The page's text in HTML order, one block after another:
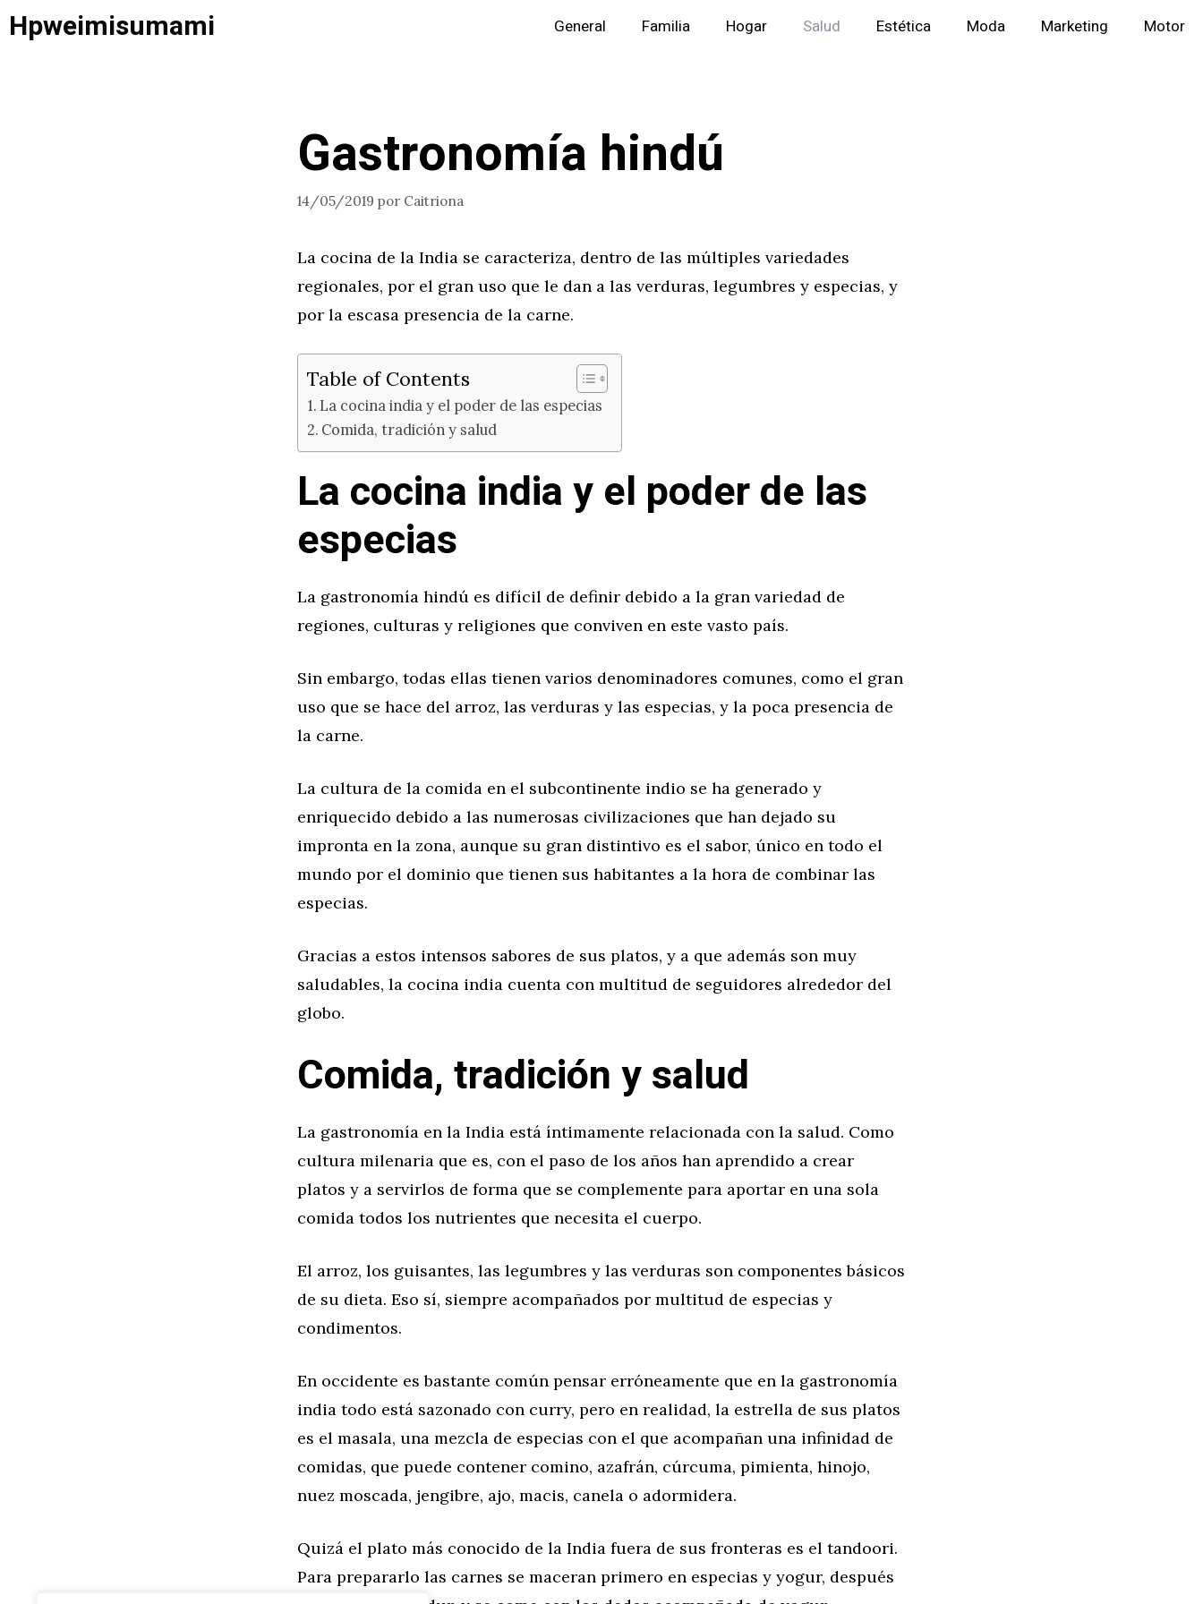
Saltar
alHpweimisumami General Familia Hogar Salud Estética Moda Marketing Motor
Gastronomía hindú
14/05/2019 por Caitriona
La cocina de la India se caracteriza, dentro de las múltiples variedades
regionales, por el gran uso que le dan a las verduras, legumbres y especias, y
por la escasa presencia de la carne.
Table of Contents
La cocina india y el poder de las especias
Comida, tradición y salud
La cocina india y el poder de las
especias
La gastronomía hindú es difícil de definir debido a la gran variedad de
regiones, culturas y religiones que conviven en este vasto país.
Sin embargo, todas ellas tienen varios denominadores comunes, como el gran
uso que se hace del arroz, las verduras y las especias, y la poca presencia de
la carne.
La cultura de la comida en el subcontinente indio se ha generado y
enriquecido debido a las numerosas civilizaciones que han dejado su
impronta en la zona, aunque su gran distintivo es el sabor, único en todo el
mundo por el dominio que tienen sus habitantes a la hora de combinar las
especias.
Gracias a estos intensos sabores de sus platos, y a que además son muy
saludables, la cocina india cuenta con multitud de seguidores alrededor del
globo.
Comida, tradición y salud
La gastronomía en la India está íntimamente relacionada con la salud. Como
cultura milenaria que es, con el paso de los años han aprendido a crear
platos y a servirlos de forma que se complemente para aportar en una sola
comida todos los nutrientes que necesita el cuerpo.
El arroz, los guisantes, las legumbres y las verduras son componentes básicos
de su dieta. Eso sí, siempre acompañados por multitud de especias y
condimentos.
En occidente es bastante común pensar erróneamente que en la gastronomía
india todo está sazonado con curry, pero en realidad, la estrella de sus platos
es el masala, una mezcla de especias con el que acompañan una infinidad de
comidas, que puede contener comino, azafrán, cúrcuma, pimienta, hinojo,
nuez moscada, jengibre, ajo, macis, canela o adormidera.
Quizá el plato más conocido de la India fuera de sus fronteras es el tandoori.
Para prepararlo las carnes se maceran primero en especias y yogur, después